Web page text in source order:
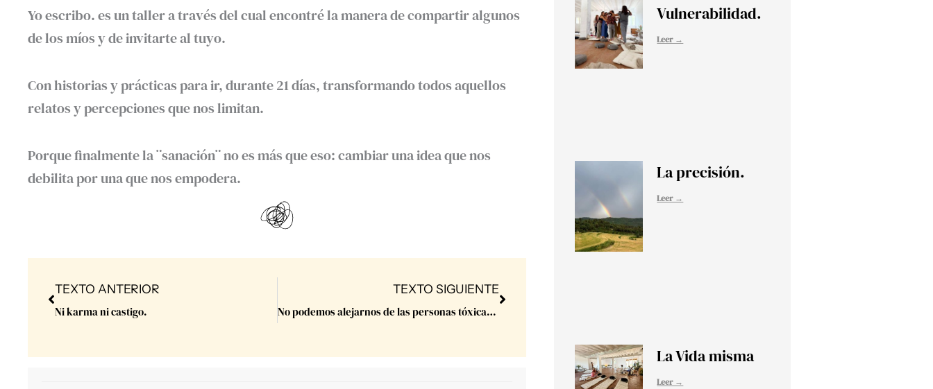
Yo escribo. es un taller a través del cual encontré la manera de compartir algunos
de los míos y de invitarte al tuyo.
Con historias y prácticas para ir, durante 21 días, transformando todos aquellos
relatos y percepciones que nos limitan.
Porque finalmente la ¨sanación¨ no es más que eso: cambiar una idea que nos
debilita por una que nos empodera.
Prev
TEXTO ANTERIOR
Ni karma ni castigo.
TEXTO SIGUIENTE
No podemos alejarnos de las personas tóxicas.Porque las personas tóxicas no existen.
Vulnerabilidad.
Leer →
La precisión.
Leer →
La Vida misma
Leer →